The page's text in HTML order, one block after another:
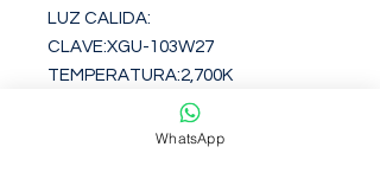
LUZ CALIDA:
CLAVE:XGU-103W27
TEMPERATURA:2,700K
LUMENES:250 WhatsApp